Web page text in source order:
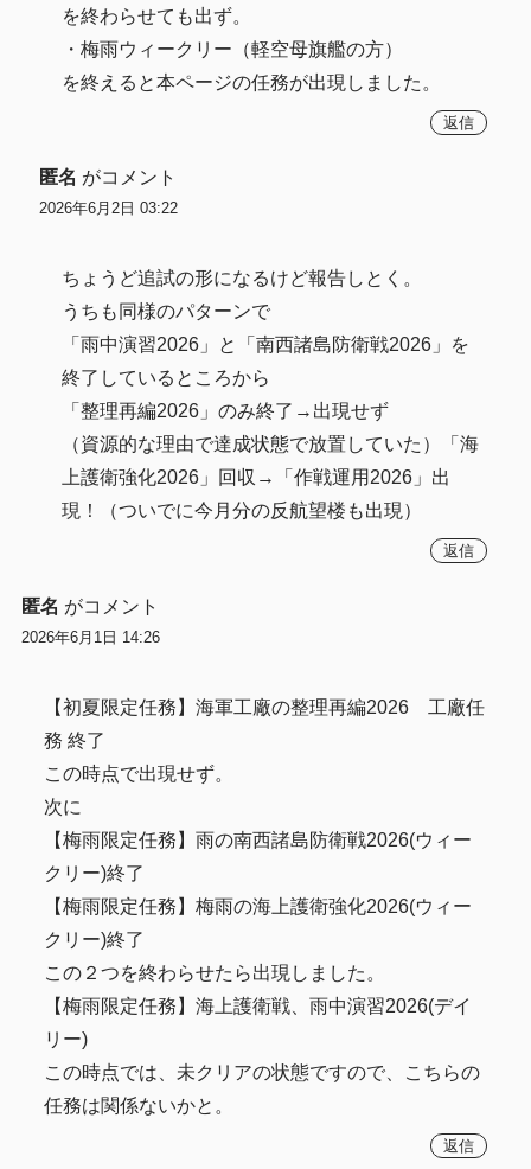
を終わらせても出ず。
・梅雨ウィークリー（軽空母旗艦の方）
を終えると本ページの任務が出現しました。
返信
匿名 がコメント
2026年6月2日 03:22
ちょうど追試の形になるけど報告しとく。
うちも同様のパターンで
「雨中演習2026」と「南西諸島防衛戦2026」を
終了しているところから
「整理再編2026」のみ終了→出現せず
（資源的な理由で達成状態で放置していた）「海
上護衛強化2026」回収→「作戦運用2026」出
現！（ついでに今月分の反航望楼も出現）
返信
匿名 がコメント
2026年6月1日 14:26
【初夏限定任務】海軍工廠の整理再編2026 工廠任
務 終了
この時点で出現せず。
次に
【梅雨限定任務】雨の南西諸島防衛戦2026(ウィー
クリー)終了
【梅雨限定任務】梅雨の海上護衛強化2026(ウィー
クリー)終了
この２つを終わらせたら出現しました。
【梅雨限定任務】海上護衛戦、雨中演習2026(デイ
リー)
この時点では、未クリアの状態ですので、こちらの
任務は関係ないかと。
返信